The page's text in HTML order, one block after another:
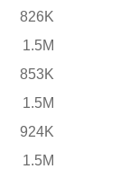
826K
1.5M
853K
1.5M
924K
1.5M